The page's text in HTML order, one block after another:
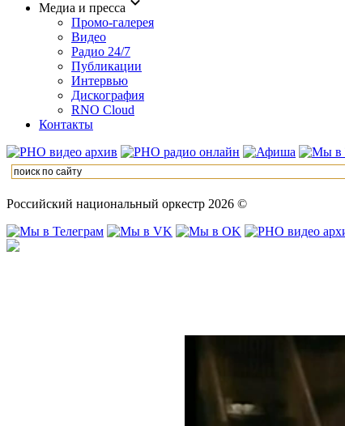
Медиа и пресса
Промо-галерея
Видео
Радио 24/7
Публикации
Интервью
Дискография
RNO Cloud
Контакты
Российский национальный оркестр 2026 ©